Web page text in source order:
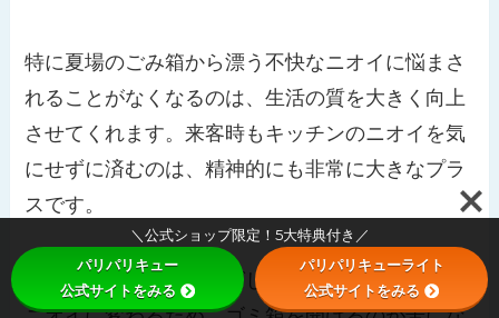
特に夏場のごみ箱から漂う不快なニオイに悩まさ
れることがなくなるのは、生活の質を大きく向上
させてくれます。来客時もキッチンのニオイを気
にせずに済むのは、精神的にも非常に大きなプラ
スです。
乾燥後の生ごみは、香ばしい「おこげ」のような
＼公式ショップ限定！5大特典付き／
パリパリキュー
公式サイトをみる
パリパリキューライト
公式サイトをみる